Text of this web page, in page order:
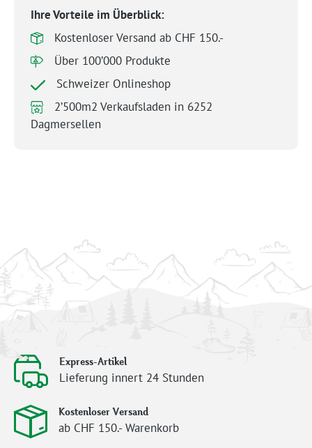
Ihre Vorteile im Überblick:
Kostenloser Versand ab CHF 150.-
Über 100’000 Produkte
Schweizer Onlineshop
2’500m2 Verkaufsladen in 6252
Dagmersellen
Express-Artikel
Lieferung innert 24 Stunden
Kostenloser Versand
ab CHF 150.- Warenkorb